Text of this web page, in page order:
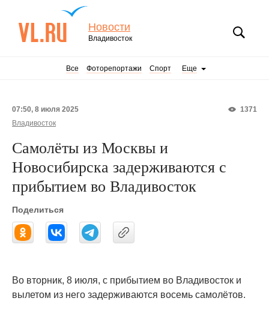
Новости
Владивосток
Все Фоторепортажи Спорт Еще
1371
07:50, 8 июля 2025
Владивосток
Самолёты из Москвы и
Новосибирска задерживаются с
прибытием во Владивосток
Поделиться
Во вторник, 8 июля, с прибытием во Владивосток и
вылетом из него задерживаются восемь самолётов.